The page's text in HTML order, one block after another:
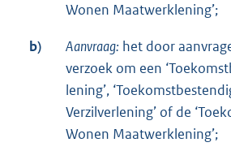
Wonen Maatwerklening’;
b) Aanvraag: het door
verzoek om een
lening’,
Verzilverlening’ of de
Wonen Maatwerklening’;